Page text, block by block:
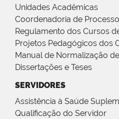
Unidades Acadêmicas
Coordenadoria de
Regulamento dos Cursos
Projetos Pedagógicos dos
Manual de Normalização
Dissertações e Teses
SERVIDORES
Assistência à Saúde
Qualificação do Servidor